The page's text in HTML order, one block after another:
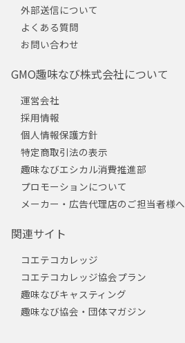
外部送信について
よくある質問
お問い合わせ
GMO趣味なび株式会社について
運営会社
採用情報
個人情報保護方針
特定商取引法の表示
趣味なびエシカル消費推進部
プロモーションについて
メーカー・広告代理店のご担当者様へ
関連サイト
コエテコカレッジ
コエテコカレッジ協会プラン
趣味なびキャスティング
趣味なび協会・団体マガジン